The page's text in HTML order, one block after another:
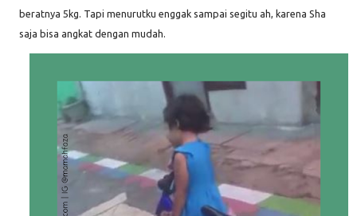
beratnya 5kg. Tapi menurutku enggak sampai segitu ah, karena Sha
saja bisa angkat dengan mudah.